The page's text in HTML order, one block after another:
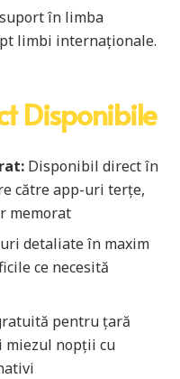
în limba
limbi internaționale.
Disponibile
Disponibil direct în
către app-uri terțe,
memorat
detaliate în maxim
ce necesită
pentru țară
miezul nopții cu